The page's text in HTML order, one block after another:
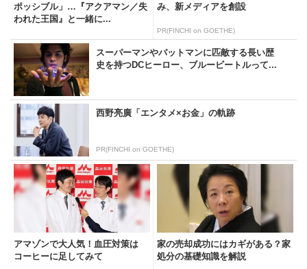
ポッシブル」…『アクアマン／失
われた王国』と一緒に...
み、新メディアを創設
PR(FINCHI on GOETHE)
スーパーマンやバットマンに匹敵する長い歴
史を持つDCヒーロー、ブルービートルって...
西野亮廣「エンタメ×お金」の軌跡
PR(FINCHI on GOETHE)
アマゾンで大人気！血圧対策は
コーヒーに足してみて
家の売却成功にはカギがある？家
処分の基礎知識を解説